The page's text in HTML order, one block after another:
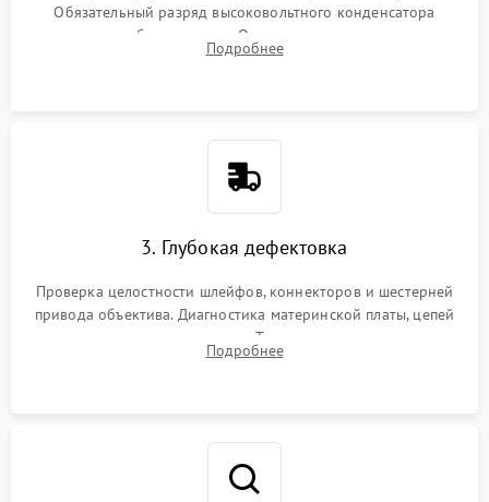
Обязательный разряд высоковольтного конденсатора
вспышки для безопасности. Очистка внутренних узлов от
пыли, песка и следов влаги с помощью спецсредств.
Подробнее
3. Глубокая дефектовка
Проверка целостности шлейфов, коннекторов и шестерней
привода объектива. Диагностика материнской платы, цепей
питания и картоприемника. Тестирование механизма
затвора и блока внутрикамерной стабилизации.
Подробнее